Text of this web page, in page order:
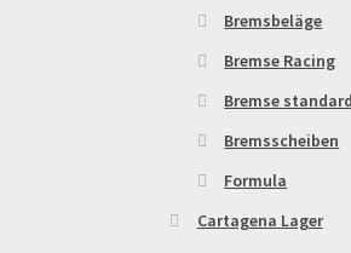
Bremsbeläge
Bremse Racing
Bremse standard
Bremsscheiben
Formula
Cartagena Lager